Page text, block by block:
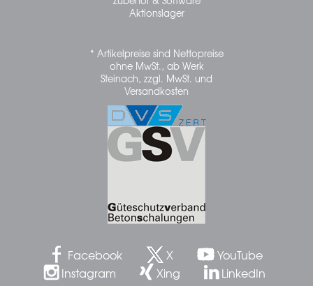
Aktionslager
* Artikelpreise sind Nettopreise
ohne MwSt., ab Werk
Steinach, zzgl. MwSt. und
Versandkosten
Facebook X
YouTube
Instagram
Xing LinkedIn